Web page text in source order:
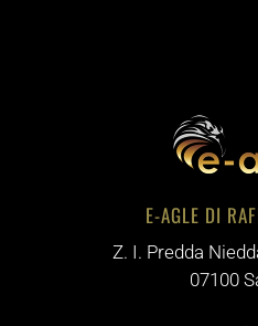
E-AGLE DI
Z. I. Predda
07100